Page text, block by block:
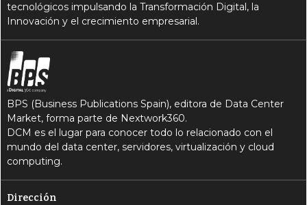
tecnológicos impulsando la Transformación Digital, la
Innovación y el crecimiento empresarial.
BPS (Business Publications Spain), editora de Data Center
Market, forma parte de Nextwork360.
DCM es el lugar para conocer todo lo relacionado con el
mundo del data center, servidores, virtualización y cloud
computing.
Dirección